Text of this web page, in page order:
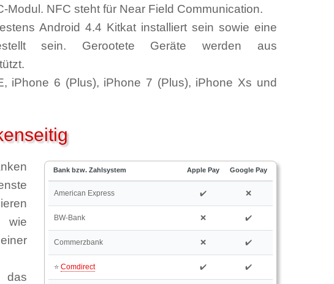
Modul. NFC steht für Near Field Communication.
Android 4.4 Kitkat installiert sein sowie eine
sein. Gerootete Geräte werden aus
iPhone 6 (Plus), iPhone 7 (Plus), iPhone Xs und
Bank bzw. Zahlsystem Apple Pay Google Pay
American Express ✔️ ❌
BW-Bank ❌ ✔️
Commerzbank ❌ ✔️
⭐ Comdirect ✔️ ✔️
wie
das